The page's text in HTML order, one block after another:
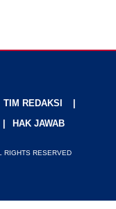
TIM REDAKSI
HAK JAWAB
RIGHTS RESERVED